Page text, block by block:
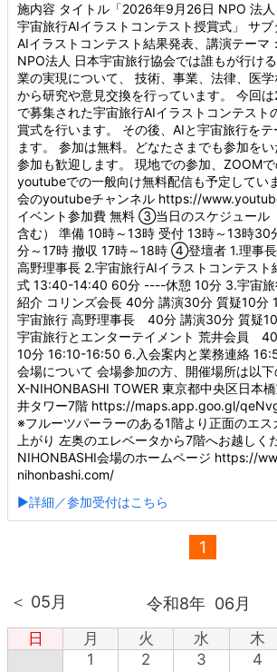
施内容 タイトル「2026年9月26日 NPO 法
宇宙旅行AIイラストコンテスト授賞式」 サ
AIイラストコンテスト結果発表、講演テーマ
NPO法人 日本宇宙旅行協会では誰もが行け
業の実現について、 技術、事業、法律、医
から研究や意見交換を行っています。 今回
で募集された宇宙旅行AIイラストコンテスト
賞式を行います。 その後、AIと宇宙旅行を
ます。 参加は無料。どなたさまでも参加を
参加も歓迎します。 現地での参加、ZOOM
youtubeでの一般向け無料配信も予定してい
会のyoutubeチャンネル https://
イベント参加費 無料 ③当日のスケジュール
含む） 準備 10時～13時 受付 13時～13時30
分～17時 撤収 17時～18時 ④登壇者 1.理事
高野理事長 2.宇宙旅行AIイラストコンテスト
式 13:40-14:40 60分 ----休憩 10分 3.宇宙旅
紹介 コリンズ会長 40分 講演30分 質疑10分
宇宙旅行 高野理事長 40分 講演30分 質疑
宇宙旅行とエンターテイメント 荒井会員
10分 16:10-16:50 6.入会案内と業務連絡
会場について 会場参加の方、開催場所は以下
X-NIHONBASHI TOWER 東京都中央区日本
井タワー7階 https://maps.app.goo.gl/
※フルーツパーラーのある1階より正面のエス
上がり 左奥のエレベータから7階へお越しく
NIHONBASHI会場のホームページ https://
nihonbashi.com/
▶詳細／参加受付はこちら
1
＜ 05月 令和8年 06月
日 月 火 水 木
1
2 3 4